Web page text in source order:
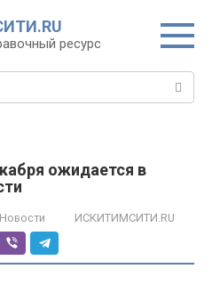
ресурс
ожидается в
Новости ИСКИТИМСИТИ.RU